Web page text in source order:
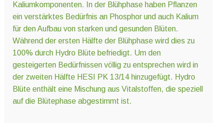
Kaliumkomponenten. In der Blühphase haben Pflanzen
ein verstärktes Bedürfnis an Phosphor und auch Kalium
für den Aufbau von starken und gesunden Blüten.
Während der ersten Hälfte der Blühphase wird dies zu
100% durch Hydro Blüte befriedigt. Um den
gesteigerten Bedürfnissen völlig zu entsprechen wird in
der zweiten Hälfte HESI PK 13/14 hinzugefügt. Hydro
Blüte enthält eine Mischung aus Vitalstoffen, die speziell
auf die Blütephase abgestimmt ist.